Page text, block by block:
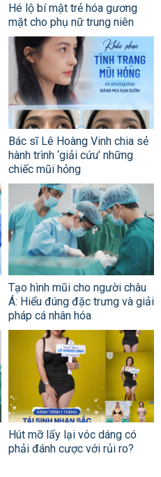
Hé lộ bí mật trẻ hóa gương
mặt cho phụ nữ trung niên
Bác sĩ Lê Hoàng Vinh chia sẻ
hành trình ‘giải cứu’ những
chiếc mũi hỏng
Tạo hình mũi cho người châu
Á: Hiểu đúng đặc trưng và giải
pháp cá nhân hóa
Hút mỡ lấy lại vóc dáng có
phải đánh cược với rủi ro?